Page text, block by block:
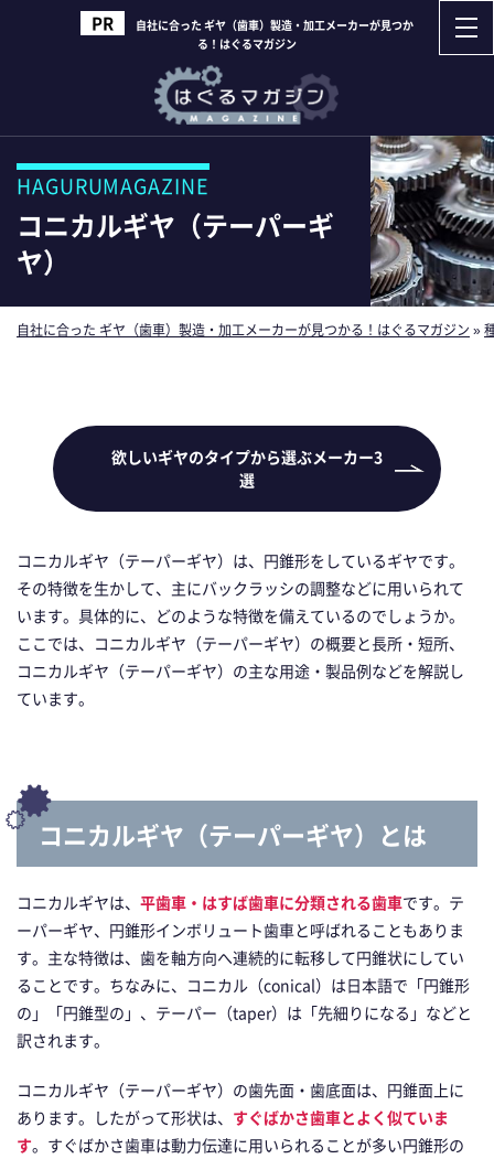
自社に合った ギヤ（歯車）製造・加工メーカーが見つか
る！はぐるマガジン
HAGURUMAGAZINE
コニカルギヤ（テーパーギ
ヤ）
自社に合った ギヤ（歯車）製造・加工メーカーが見つかる！はぐるマガジン »
欲しいギヤのタイプから選ぶメーカー3
選
コニカルギヤ（テーパーギヤ）は、円錐形をしているギヤです。
その特徴を生かして、主にバックラッシの調整などに用いられて
います。具体的に、どのような特徴を備えているのでしょうか。
ここでは、コニカルギヤ（テーパーギヤ）の概要と長所・短所、
コニカルギヤ（テーパーギヤ）の主な用途・製品例などを解説し
ています。
コニカルギヤ（テーパーギヤ）とは
コニカルギヤは、 平歯車・はすば歯車に分類される歯車です。テ
ーパーギヤ、円錐形インボリュート歯車と呼ばれることもありま
す。主な特徴は、歯を軸方向へ連続的に転移して円錐状にしてい
ることです。ちなみに、コニカル（conical）は日本語で「円錐形
の」「円錐型の」、テーパー（taper）は「先細りになる」などと
訳されます。
コニカルギヤ（テーパーギヤ）の歯先面・歯底面は、円錐面上に
あります。したがって形状は、 すぐばかさ歯車とよく似ていま
す。すぐばかさ歯車は動力伝達に用いられることが多い円錐形の